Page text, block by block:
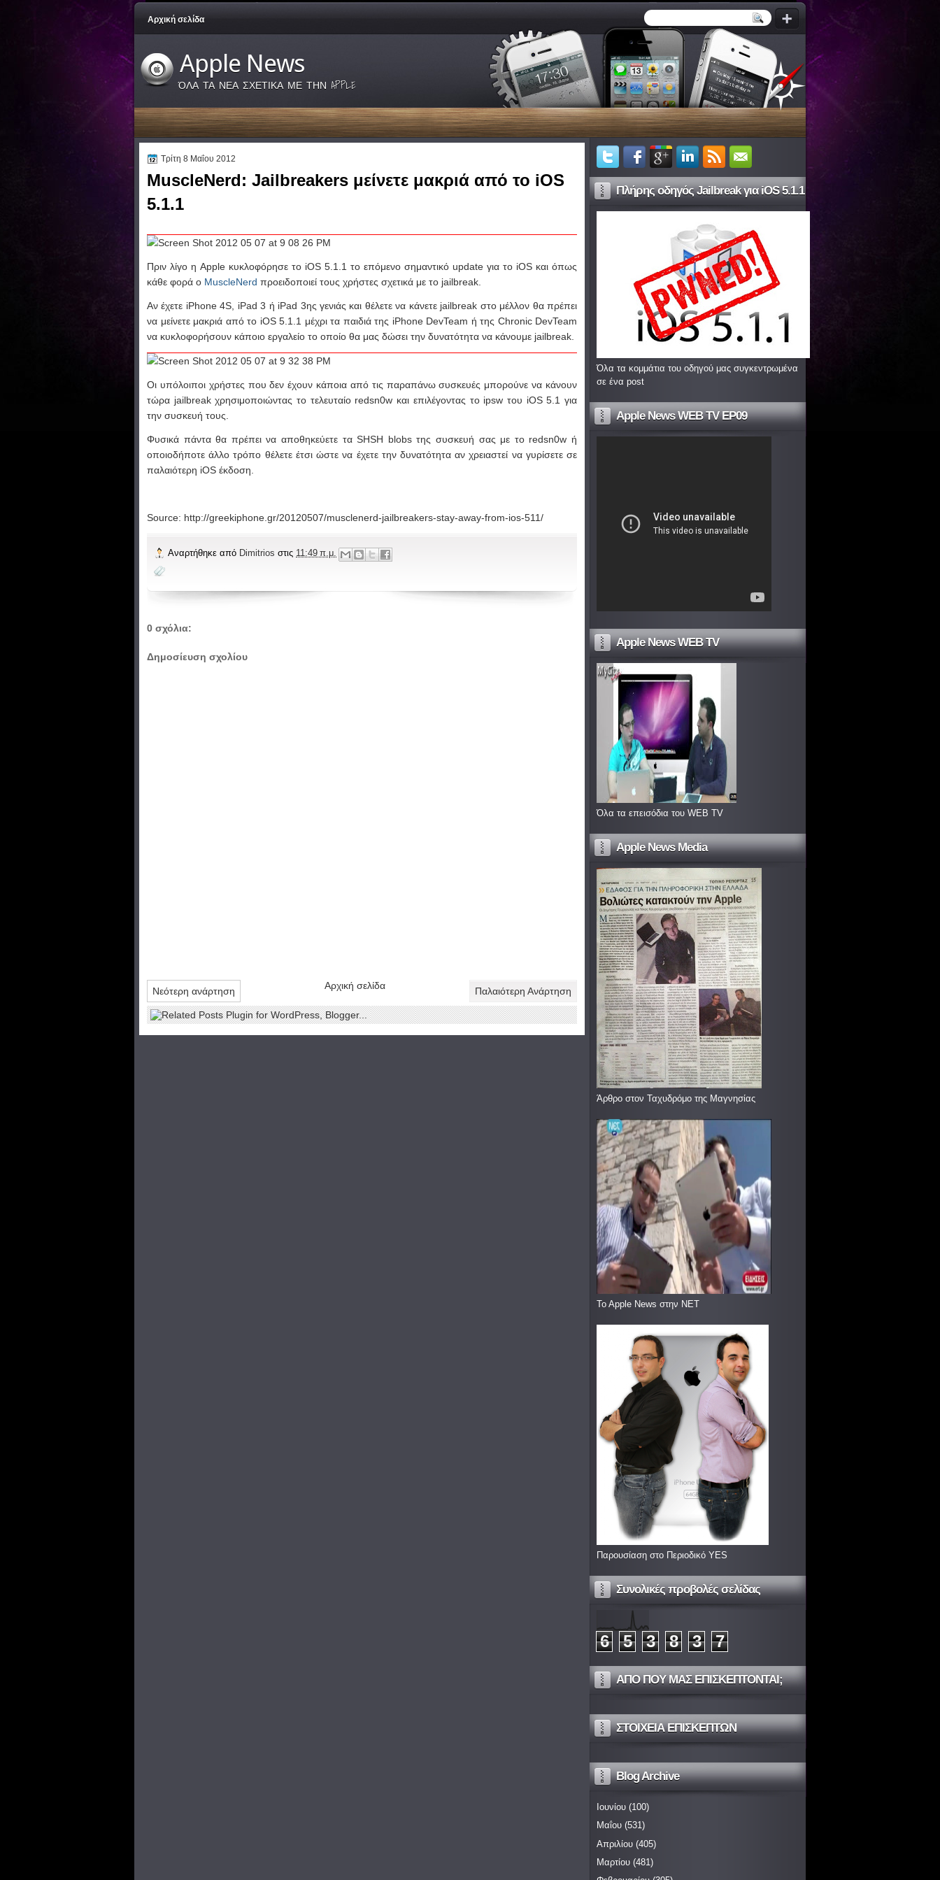
Αρχική σελίδα
Apple News
ΌΛΑ ΤΑ ΝΕΑ ΣΧΕΤΙΚΑ ΜΕ ΤΗΝ APPLE
Τρίτη 8 Μαΐου 2012
MuscleNerd: Jailbreakers μείνετε μακριά από το iOS
5.1.1
Πριν λίγο η Apple κυκλοφόρησε το iOS 5.1.1 το επόμενο σημαντικό update για το iOS και όπως
κάθε φορά ο MuscleNerd προειδοποιεί τους χρήστες σχετικά με το jailbreak.
Αν έχετε iPhone 4S, iPad 3 ή iPad 3ης γενιάς και θέλετε να κάνετε jailbreak στο μέλλον θα πρέπει
να μείνετε μακριά από το iOS 5.1.1 μέχρι τα παιδιά της iPhone DevTeam ή της Chronic DevTeam
να κυκλοφορήσουν κάποιο εργαλείο το οποίο θα μας δώσει την δυνατότητα να κάνουμε jailbreak.
Οι υπόλοιποι χρήστες που δεν έχουν κάποια από τις παραπάνω συσκευές μπορούνε να κάνουν
τώρα jailbreak χρησιμοποιώντας το τελευταίο redsn0w και επιλέγοντας το ipsw του iOS 5.1 για
την συσκευή τους.
Φυσικά πάντα θα πρέπει να αποθηκεύετε τα SHSH blobs της συσκευή σας με το redsn0w ή
οποιοδήποτε άλλο τρόπο θέλετε έτσι ώστε να έχετε την δυνατότητα αν χρειαστεί να γυρίσετε σε
παλαιότερη iOS έκδοση.
Source: http://greekiphone.gr/20120507/musclenerd-jailbreakers-stay-away-from-ios-511/
Αναρτήθηκε από Dimitrios στις 11:49 π.μ.
0 σχόλια:
Δημοσίευση σχολίου
Νεότερη ανάρτηση Παλαιότερη Ανάρτηση
Αρχική σελίδα
Πλήρης οδηγός Jailbreak για iOS 5.1.1
Όλα τα κομμάτια του οδηγού μας συγκεντρωμένα
σε ένα post
Apple News WEB TV EP09
Apple News WEB TV
Όλα τα επεισόδια του WEB TV
Apple News Media
Άρθρο στον Ταχυδρόμο της Μαγνησίας
To Apple News στην ΝΕΤ
Παρουσίαση στο Περιοδικό YES
Συνολικές προβολές σελίδας
6 5 3 8 3 7
ΑΠΟ ΠΟΥ ΜΑΣ ΕΠΙΣΚΕΠΤΟΝΤΑΙ;
ΣΤΟΙΧΕΙΑ ΕΠΙΣΚΕΠΤΩΝ
Blog Archive
Ιουνίου (100)
Μαΐου (531)
Απριλίου (405)
Μαρτίου (481)